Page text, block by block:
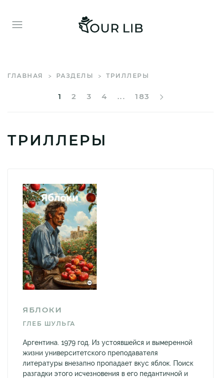
ГЛАВНАЯ РАЗДЕЛЫ ТРИЛЛЕРЫ
1 2 3 4 ... 183
ТРИЛЛЕРЫ
ЯБЛОКИ
ГЛЕБ ШУЛЬГА
Аргентина. 1979 год. Из устоявшейся и вымеренной
жизни университетского преподавателя
литературы внезапно пропадает вкус яблок. Поиск
разгадки этого исчезновения в его педантичной и